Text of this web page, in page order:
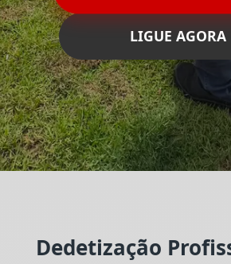
LIGUE AGORA
Dedetização